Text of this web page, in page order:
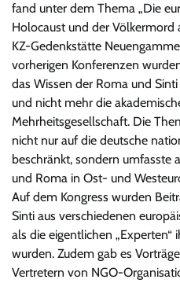
fand unter dem Thema „Die
Holocaust und der Völkermord
KZ-Gedenkstätte
vorherigen Konferenzen
das Wissen der Roma und
und nicht mehr die
Mehrheitsgesellschaft. Die
nicht nur auf die deutsche
beschränkt, sondern umfasste
und Roma in Ost- und
Auf dem Kongress wurden
Sinti aus verschiedenen
als die eigentlichen „Experten“
wurden. Zudem gab es
Vertretern von NGO-